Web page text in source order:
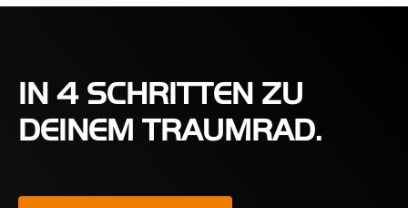
IN 4 SCHRITTEN ZU
DEINEM TRAUMRAD.